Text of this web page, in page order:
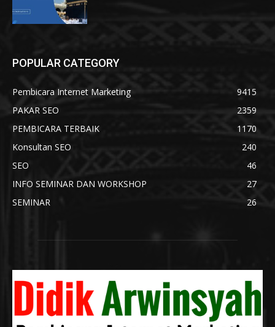
POPULAR CATEGORY
Pembicara Internet Marketing
9415
PAKAR SEO
2359
PEMBICARA TERBAIK
1170
Konsultan SEO
240
SEO
46
INFO SEMINAR DAN WORKSHOP
27
SEMINAR
26